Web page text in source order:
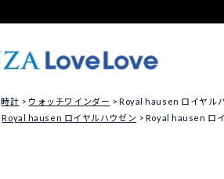
時計 ウォッチワインダー
Royal hausen ロイヤル
Royal hausen ロイヤルハウゼン Royal hausen ロ